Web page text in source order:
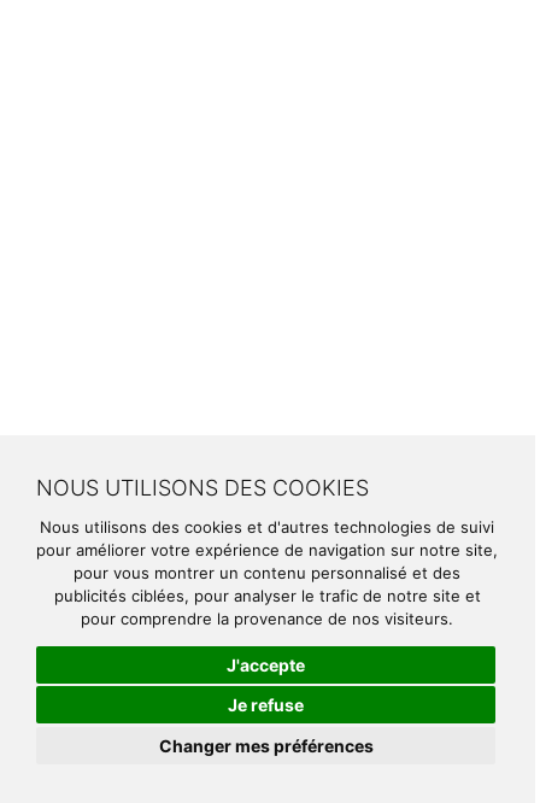
NOUS UTILISONS DES COOKIES
Nous utilisons des cookies et d'autres technologies de suivi
pour améliorer votre expérience de navigation sur notre site,
pour vous montrer un contenu personnalisé et des
publicités ciblées, pour analyser le trafic de notre site et
pour comprendre la provenance de nos visiteurs.
J'accepte
Je refuse
Changer mes préférences